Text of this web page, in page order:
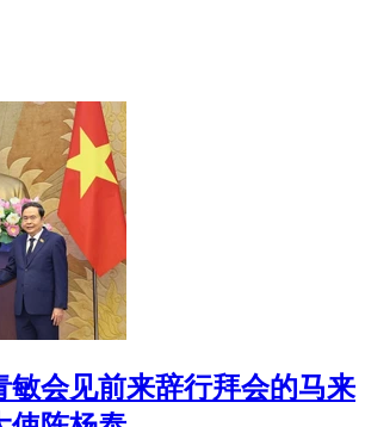
敏会见前来辞行拜会的马来